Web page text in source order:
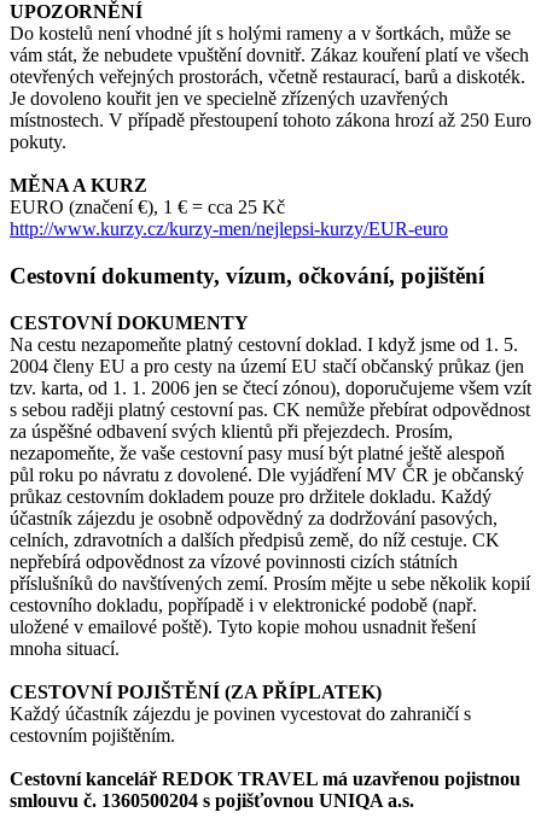
UPOZORNĚNÍ
Do kostelů není vhodné jít s holými rameny a v šortkách, může se
vám stát, že nebudete vpuštění dovnitř. Zákaz kouření platí ve všech
otevřených veřejných prostorách, včetně restaurací, barů a diskoték.
Je dovoleno kouřit jen ve specielně zřízených uzavřených
místnostech. V případě přestoupení tohoto zákona hrozí až 250 Euro
pokuty.
MĚNA A KURZ
EURO (značení €), 1 € = cca 25 Kč
http://www.kurzy.cz/kurzy-men/nejlepsi-kurzy/EUR-euro
Cestovní dokumenty, vízum, očkování, pojištění
CESTOVNÍ DOKUMENTY
Na cestu nezapomeňte platný cestovní doklad. I když jsme od 1. 5.
2004 členy EU a pro cesty na území EU stačí občanský průkaz (jen
tzv. karta, od 1. 1. 2006 jen se čtecí zónou), doporučujeme všem vzít
s sebou raději platný cestovní pas. CK nemůže přebírat odpovědnost
za úspěšné odbavení svých klientů při přejezdech. Prosím,
nezapomeňte, že vaše cestovní pasy musí být platné ještě alespoň
půl roku po návratu z dovolené. Dle vyjádření MV ČR je občanský
průkaz cestovním dokladem pouze pro držitele dokladu. Každý
účastník zájezdu je osobně odpovědný za dodržování pasových,
celních, zdravotních a dalších předpisů země, do níž cestuje. CK
nepřebírá odpovědnost za vízové povinnosti cizích státních
příslušníků do navštívených zemí. Prosím mějte u sebe několik kopií
cestovního dokladu, popřípadě i v elektronické podobě (např.
uložené v emailové poště). Tyto kopie mohou usnadnit řešení
mnoha situací.
CESTOVNÍ POJIŠTĚNÍ (ZA PŘÍPLATEK)
Každý účastník zájezdu je povinen vycestovat do zahraničí s
cestovním pojištěním.
Cestovní kancelář REDOK TRAVEL má uzavřenou pojistnou
smlouvu č. 1360500204 s pojišťovnou UNIQA a.s.